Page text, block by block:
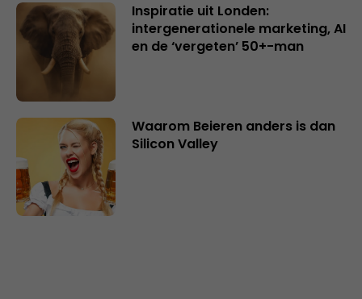
Inspiratie uit Londen:
intergenerationele marketing, AI
en de ‘vergeten’ 50+-man
Waarom Beieren anders is dan
Silicon Valley